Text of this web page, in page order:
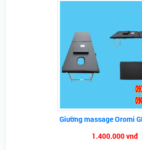
Giường massage Oromi
1.400.000 vnđ